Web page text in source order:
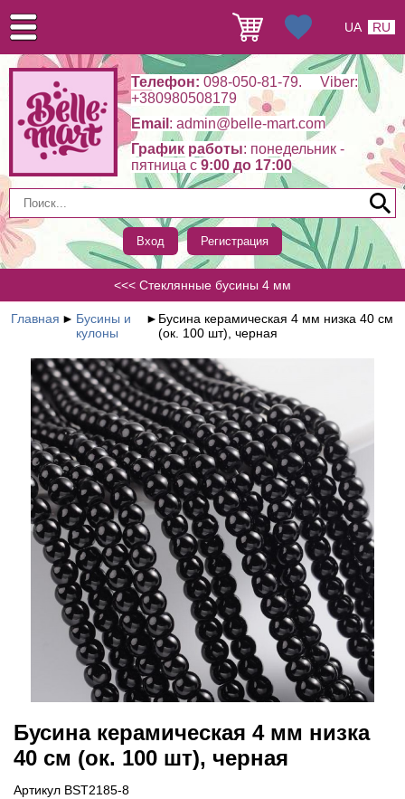
Телефон: 098-050-81-79. Viber:
+380980508179
Email : admin@belle-mart.com
График работы: понедельник -
пятница c 9:00 до 17:00
Вход Регистрация
UA RU
<<< Стеклянные бусины 4 мм
Главная ► Бусины и
кулоны
► Бусина керамическая 4 мм низка 40 см
(ок. 100 шт), черная
Бусина керамическая 4 мм низка
40 см (ок. 100 шт), черная
Артикул BST2185-8